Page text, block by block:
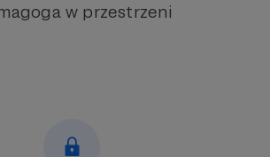
w przestrzeni